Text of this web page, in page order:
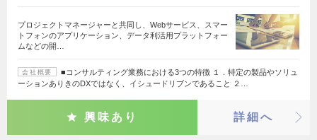
プロジェクトマネージャーと共同し、Webサービス、スマー
トフォンのアプリケーション、データ利活用プラットフォー
ムなどの開…
会社概要
■コンサルティング業務における3つの特徴 １．特定の製品やソリュ
ーションありきのDXではなく、イシュードリブンであること ２…
興味あり 詳細へ